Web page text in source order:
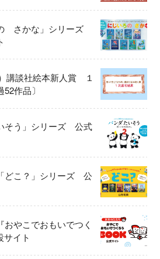
さかな」シリーズ
講談社絵本新人賞 １
作品〕
そう」シリーズ 公式
どこ？」シリーズ 公
おやこでおもいでつく
サイト